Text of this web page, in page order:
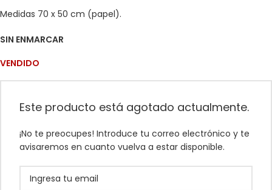
Medidas 70 x 50 cm (papel).
SIN ENMARCAR
VENDIDO
Este producto está agotado actualmente.
¡No te preocupes! Introduce tu correo electrónico y te
avisaremos en cuanto vuelva a estar disponible.